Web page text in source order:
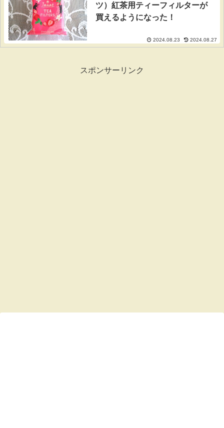
ツ）紅茶用ティーフィルターが
買えるようになった！
2024.08.23 2024.08.27
スポンサーリンク